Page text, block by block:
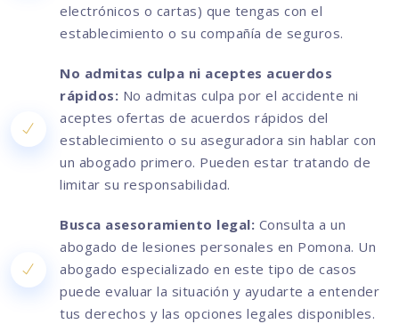
electrónicos o cartas) que tengas con el
establecimiento o su compañía de seguros.
No admitas culpa ni aceptes acuerdos
rápidos: No admitas culpa por el accidente ni
aceptes ofertas de acuerdos rápidos del
establecimiento o su aseguradora sin hablar con
un abogado primero. Pueden estar tratando de
limitar su responsabilidad.
Busca asesoramiento legal: Consulta a un
abogado de lesiones personales en Pomona. Un
abogado especializado en este tipo de casos
puede evaluar la situación y ayudarte a entender
tus derechos y las opciones legales disponibles.